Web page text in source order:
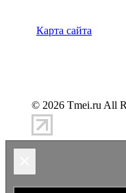
Карта сайта
© 2026 Tmei.ru All